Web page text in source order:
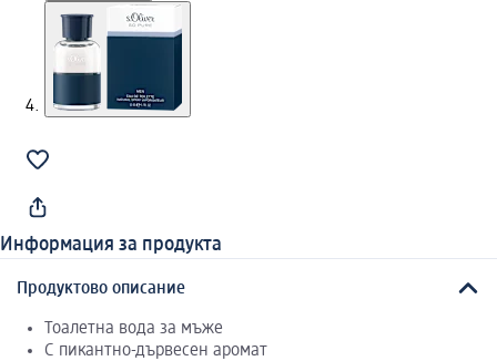
Информация за продукта
Продуктово описание
Тоалетна вода за мъже
С пикантно-дървесен аромат